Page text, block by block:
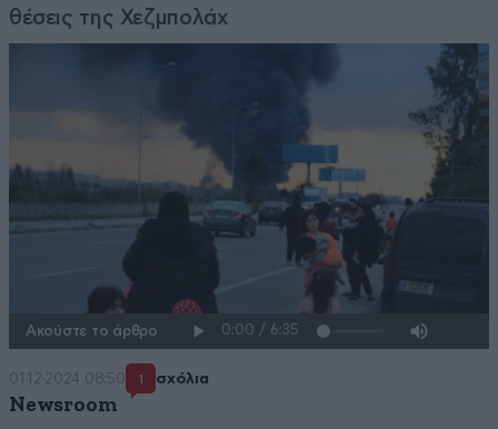
θέσεις της Χεζμπολάχ
Ακούστε το άρθρο
01·12·2024 08:50 1 σχόλια
Newsroom